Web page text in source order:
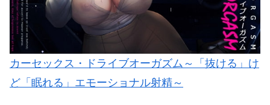
カーセックス・ドライブオーガズム～「抜ける」け
ど「眠れる」エモーショナル射精～